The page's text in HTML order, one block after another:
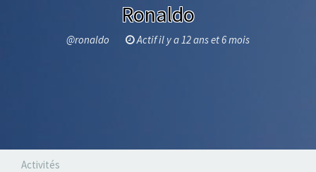
Ronaldo
@ronaldo Actif il y a 12 ans et 6 mois
Activités